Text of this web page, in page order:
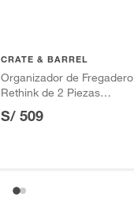
CRATE & BARREL
Organizador de Fregadero
Rethink de 2 Piezas
S/ 509